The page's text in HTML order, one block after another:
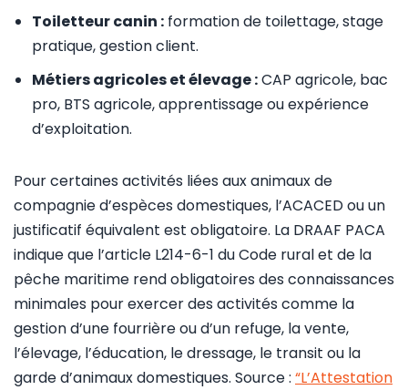
Toiletteur canin : formation de toilettage, stage
pratique, gestion client.
Métiers agricoles et élevage :CAP agricole, bac
pro, BTS agricole, apprentissage ou expérience
d’exploitation.
Pour certaines activités liées aux animaux de
compagnie d’espèces domestiques, l’ACACED ou un
justificatif équivalent est obligatoire. La DRAAF PACA
indique que l’article L214-6-1 du Code rural et de la
pêche maritime rend obligatoires des connaissances
minimales pour exercer des activités comme la
gestion d’une fourrière ou d’un refuge, la vente,
l’élevage, l’éducation, le dressage, le transit ou la
garde d’animaux domestiques. Source : “L’Attestation